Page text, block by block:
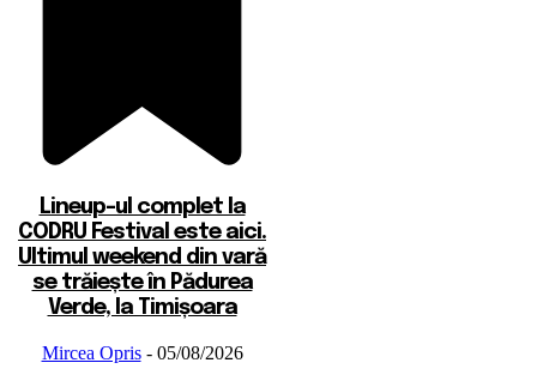
Lineup-ul complet la
CODRU Festival este aici.
Ultimul weekend din vară
se trăiește în Pădurea
Verde, la Timișoara
Mircea Opris - 05/08/2026